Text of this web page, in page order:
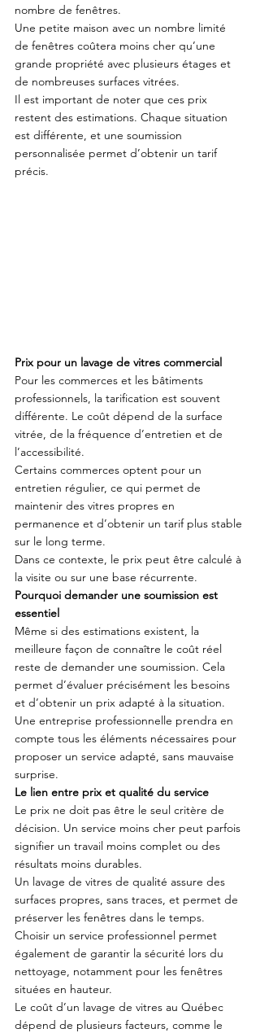
nombre de fenêtres.
Une petite maison avec un nombre limité
de fenêtres coûtera moins cher qu’une
grande propriété avec plusieurs étages et
de nombreuses surfaces vitrées.
Il est important de noter que ces prix
restent des estimations. Chaque situation
est différente, et une soumission
personnalisée permet d’obtenir un tarif
précis.
Prix pour un lavage de vitres commercial
Pour les commerces et les bâtiments
professionnels, la tarification est souvent
différente. Le coût dépend de la surface
vitrée, de la fréquence d’entretien et de
l’accessibilité.
Certains commerces optent pour un
entretien régulier, ce qui permet de
maintenir des vitres propres en
permanence et d’obtenir un tarif plus stable
sur le long terme.
Dans ce contexte, le prix peut être calculé à
la visite ou sur une base récurrente.
Pourquoi demander une soumission est
essentiel
Même si des estimations existent, la
meilleure façon de connaître le coût réel
reste de demander une soumission. Cela
permet d’évaluer précisément les besoins
et d’obtenir un prix adapté à la situation.
Une entreprise professionnelle prendra en
compte tous les éléments nécessaires pour
proposer un service adapté, sans mauvaise
surprise.
Le lien entre prix et qualité du service
Le prix ne doit pas être le seul critère de
décision. Un service moins cher peut parfois
signifier un travail moins complet ou des
résultats moins durables.
Un lavage de vitres de qualité assure des
surfaces propres, sans traces, et permet de
préserver les fenêtres dans le temps.
Choisir un service professionnel permet
également de garantir la sécurité lors du
nettoyage, notamment pour les fenêtres
situées en hauteur.
Le coût d’un lavage de vitres au Québec
dépend de plusieurs facteurs, comme le